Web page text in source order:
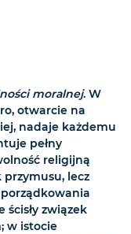
moralnej. W
otwarcie na
nadaje każdemu
pełny
religijną
lecz
związek
w istocie